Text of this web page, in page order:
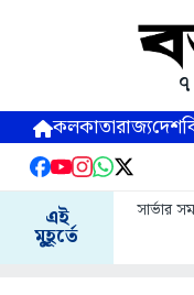
কলকাতারাজ্যদেশ
এই
মুহূর্তে
সার্ভার